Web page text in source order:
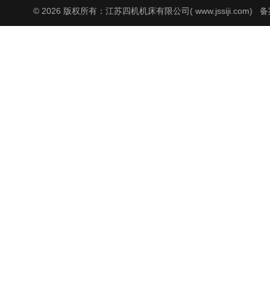
© 2026 版权所有：江苏四机机床有限公司( www.jssiji.com) 备